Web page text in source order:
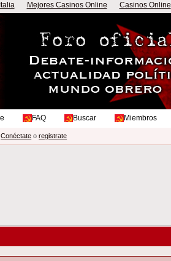
Mejores Casinos Online Casinos Online
FAQ Buscar Miembros
Conéctate oregistrate